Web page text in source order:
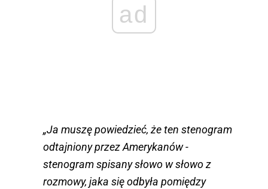
ad
„Ja muszę powiedzieć, że ten stenogram
odtajniony przez Amerykanów -
stenogram spisany słowo w słowo z
rozmowy, jaka się odbyła pomiędzy